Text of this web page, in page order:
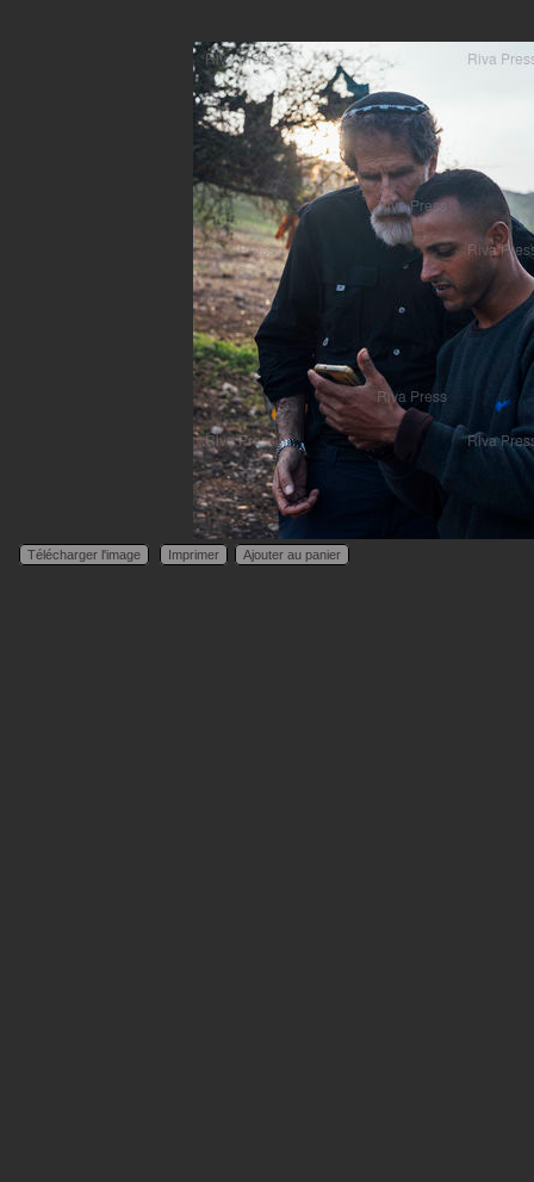
Télécharger l'image Imprimer Ajouter au panier